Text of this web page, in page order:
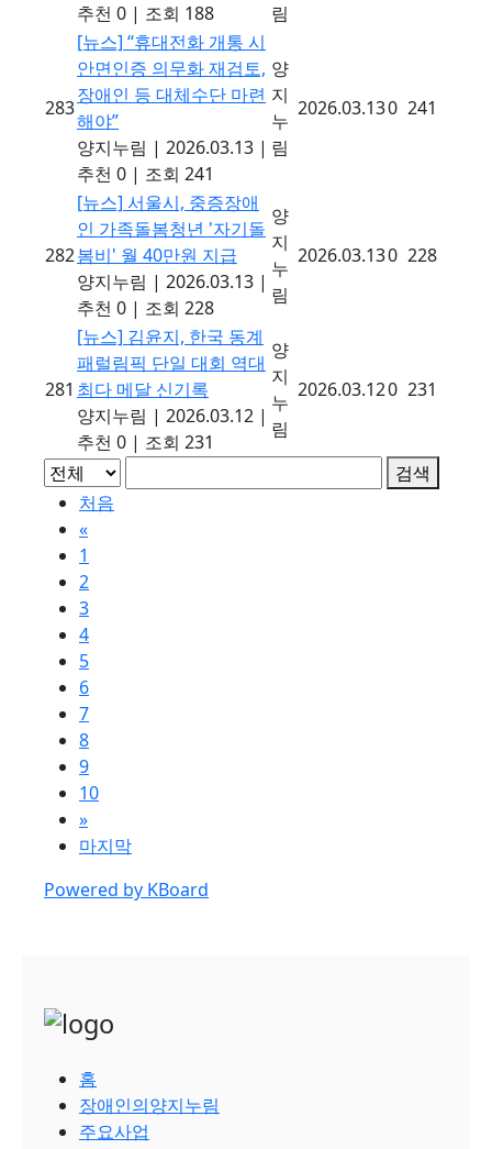
추천 0 | 조회 188
림
283
[뉴스] “휴대전화 개통 시
안면인증 의무화 재검토,
장애인 등 대체수단 마련
해야”
양지누림 | 2026.03.13 |
추천 0 | 조회 241
양
지
누
림
2026.03.130 241
282
[뉴스] 서울시, 중증장애
인 가족돌봄청년 '자기돌
봄비' 월 40만원 지급
양지누림 | 2026.03.13 |
추천 0 | 조회 228
양
지
누
림
2026.03.130 228
281
[뉴스] 김윤지, 한국 동계
패럴림픽 단일 대회 역대
최다 메달 신기록
양지누림 | 2026.03.12 |
추천 0 | 조회 231
양
지
누
림
2026.03.120 231
검색
처음
«
1
2
3
4
5
6
7
8
9
10
»
마지막
Powered by KBoard
홈
장애인의양지누림
주요사업